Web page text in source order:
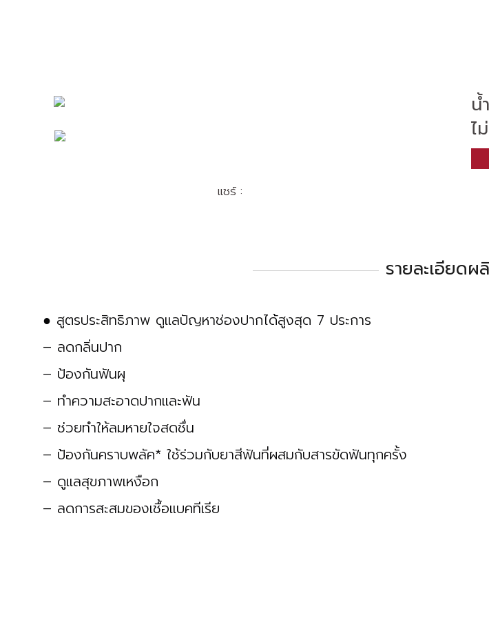
แชร์ :
น้
ไ
รายละเอียด
● สูตรประสิทธิภาพ ดูแลปัญหาช่องปากได้สูงสุด 7 ประการ
– ลดกลิ่นปาก
– ป้องกันฟันผุ
– ทำความสะอาดปากและฟัน
– ช่วยทำให้ลมหายใจสดชื่น
– ป้องกันคราบพลัค* ใช้ร่วมกับยาสีฟันที่ผสมกับสารขัดฟันทุกครั้ง
– ดูแลสุขภาพเหงือก
– ลดการสะสมของเชื้อแบคทีเรีย